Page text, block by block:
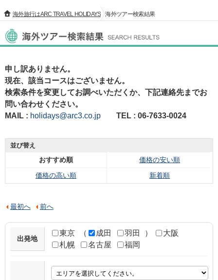
海外旅行はARC TRAVEL HOLIDAYS 海外ツアー検索結果
申し訳ありません。
現在、該当コースはございません。
検索条件を変更してお調べいただくか、下記連絡先までお
問い合わせください。
MAIL : holidays@arc3.co.jp TEL : 06-7633-0024
並び替え
おすすめ順
価格の安い順
価格の高い順
新着順
最初へ 前へ
出発地
東京 （ 成田 羽田 ）
大阪
札幌
名古屋 福岡